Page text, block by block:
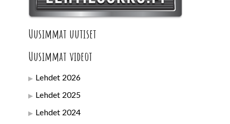
Uusimmat uutiset
Uusimmat videot
Lehdet 2026
Lehdet 2025
Lehdet 2024